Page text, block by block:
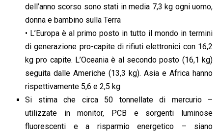
dell’anno scorso sono stati in media 7,3 kg ogni uomo,
donna e bambino sulla Terra
• L’Europa è al primo posto in tutto il mondo in termini
di generazione pro-capite di rifiuti elettronici con 16,2
kg pro capite. L’Oceania è al secondo posto (16,1 kg)
seguita dalle Americhe (13,3 kg). Asia e Africa hanno
rispettivamente 5,6 e 2,5 kg
Si stima che circa 50 tonnellate di mercurio –
utilizzate in monitor, PCB e sorgenti luminose
fluorescenti e a risparmio energetico – siano